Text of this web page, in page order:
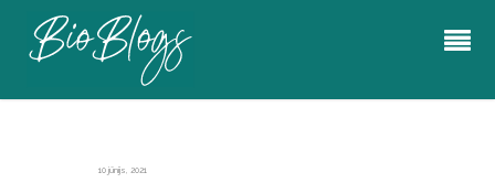
10 jūnijs, 2021